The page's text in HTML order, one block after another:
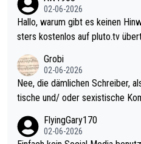
Allerdings ist Mitchell Lawrie als Nummer 1 der Welt eh qualifi
ziert. Somit ändert die
sters erstmal nichts. Ich denke sie wollen damit für nächstes J
ohl wenig WDF Turniere
es Jahr der Fall. Er musste als
den Qualifier und ich glaube
gas) antun würde, wenn er
el hat.
02-06-2026
Hallo, warum gibt es keinen Hinweis, dass die Nordic Darts Ma
sters kostenlos auf pluto.tv
Grobi
02-06-2026
Nee, die dämlichen Schreiber,
tische und/ oder sexistische
s Leben in den Griff kriegen.
r war doch neulich erst
FlyingGary170
02-06-2026